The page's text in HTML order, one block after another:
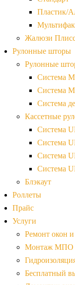
Пластик/
Жалюзи
Рулонные шторы
Рулонные
Система
Система
Система
Кассетные
Система
Система
Система
Система
Блэкаут
Роллеты
Прайс
Услуги
Ремонт окон и
Монтаж МПО
Бесплатный